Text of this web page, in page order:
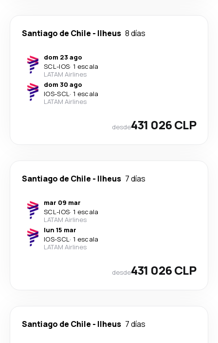
Santiago de Chile - Ilheus 8 días
dom 23 ago
SCL-IOS· 1 escala
LATAM Airlines
dom 30 ago
IOS-SCL· 1 escala
LATAM Airlines
desde431 026 CLP
Santiago de Chile - Ilheus 7 días
mar 09 mar
SCL-IOS· 1 escala
LATAM Airlines
lun 15 mar
IOS-SCL· 1 escala
LATAM Airlines
desde431 026 CLP
Santiago de Chile - Ilheus 7 días